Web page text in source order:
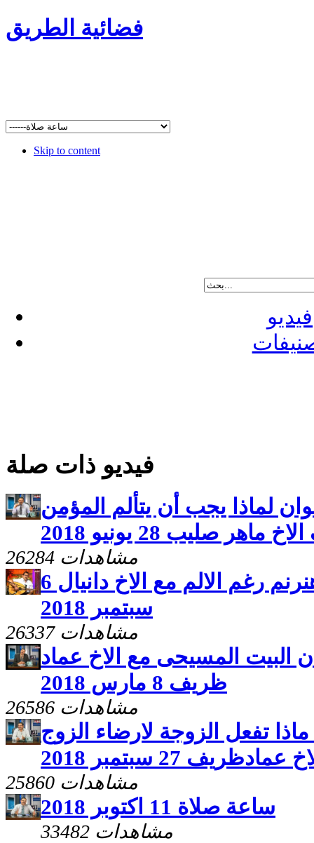
فضائية الطريق
Skip to content
فيديو
فيديو ذات صلة
لماذا يجب أن يتألم المؤمن
ماهر صليب 28 يونيو 2018
26284 مشاهدات
ساعة صلاة وحلقة بعنوان هنرنم رغم الالم مع الاخ دانيال 6
سبتمبر 2018
26337 مشاهدات
البيت المسيحى مع الاخ عماد
ظريف 8 مارس 2018
26586 مشاهدات
تفعل الزوجة لارضاء الزوج
27 سبتمبر 2018
25860 مشاهدات
ساعة صلاة 11 اكتوبر 2018
33482 مشاهدات